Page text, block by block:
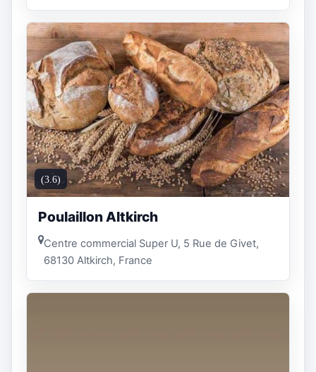
(3.6)
Poulaillon Altkirch
Centre commercial Super U, 5 Rue de Givet,
68130 Altkirch, France